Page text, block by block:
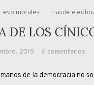
evo morales fraude
DE LOS
2019 6 comentarios
de la democracia no